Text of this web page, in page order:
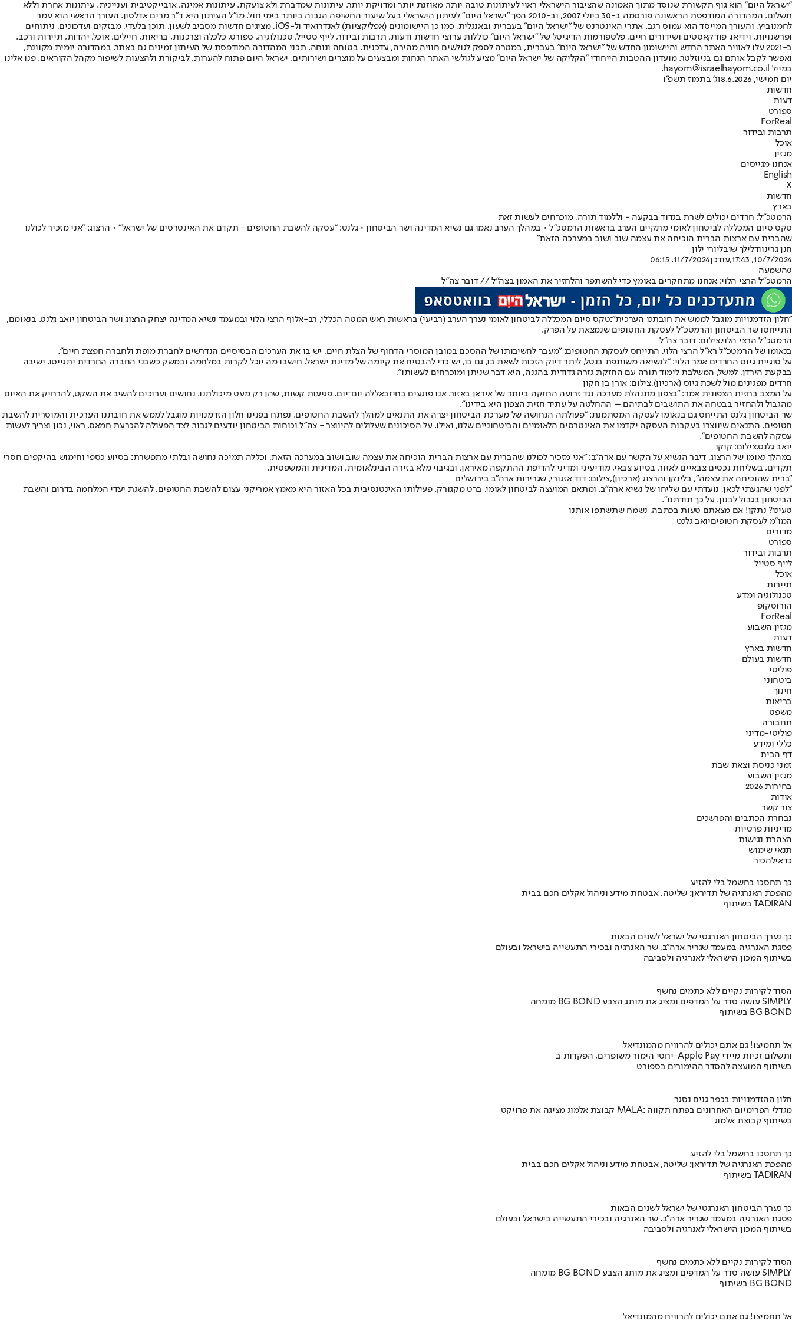
"ישראל היום" הוא גוף תקשורת שנוסד מתוך האמונה שהציבור הישראלי ראוי לעיתונות טובה יותר, מאוזנת יותר ומדויקת יותר. עיתונות שמדברת ולא צועקת. עיתונות אמינה, אובייקטיבית ועניינית. עיתונות אחרת וללא
תשלום. המהדורה המודפסת הראשונה פורסמה ב-30 ביולי 2007, וב-2010 הפך "ישראל היום" לעיתון הישראלי בעל שיעור החשיפה הגבוה ביותר בימי חול. מו"ל העיתון היא ד"ר מרים אדלסון. העורך הראשי הוא עמר
לחמנוביץ, והעורך המייסד הוא עמוס רגב. אתרי האינטרנט של "ישראל היום" בעברית ובאנגלית, כמו כן היישומונים (אפליקציות) לאנדרואיד ול-iOS, מציגים חדשות מסביב לשעון, תוכן בלעדי, מבזקים ועדכונים, ניתוחים
ופרשנויות, וידיאו, פודקאסטים ושידורים חיים. פלטפורמות הדיגיטל של "ישראל היום" כוללות ערוצי חדשות ודעות, תרבות ובידור, לייף סטייל, טכנולוגיה, ספורט, כלכלה וצרכנות, בריאות, חיילים, אוכל, יהדות, תיירות ורכב.
ב-2021 עלו לאוויר האתר החדש והיישומון החדש של "ישראל היום" בעברית, במטרה לספק לגולשים חוויה מהירה, עדכנית, בטוחה ונוחה. תכני המהדורה המודפסת של העיתון זמינים גם באתר, במהדורה יומית מקוונת,
ואפשר לקבל אותם גם בניוזלטר. מועדון ההטבות הייחודי "הקליקה של ישראל היום" מציע לגולשי האתר הנחות ומבצעים על מוצרים ושירותים. ישראל היום פתוח להערות, לביקורת ולהצעות לשיפור מקהל הקוראים. פנו אלינו
במייל hayom@israelhayom.co.il.
יום חמישי, 18.6.2026
ג' בתמוז תשפ"ו
חדשות
דעות
ספורט
ForReal
תרבות ובידור
אוכל
מגזין
אנחנו מגייסים
English
X
חדשות
בארץ
הרמטכ"ל: חרדים יכולים לשרת בגדוד בבקעה - וללמוד תורה, מוכרחים לעשות זאת
טקס סיום המכללה לביטחון לאומי מתקיים הערב בראשות הרמטכ"ל • במהלך הערב נאמו גם נשיא המדינה ושר הביטחון • גלנט: "עסקה להשבת החטופים - תקדם את האינטרסים של ישראל" • הרצוג: "אני מזכיר לכולנו
שהברית עם ארצות הברית הוכיחה את עצמה שוב ושוב במערכה הזאת"
חנן גרינוודלילך שובליורי ילון
10/7/2024, 17:43
,עודכן11/7/2024, 06:15
0השמעה
הרמטכ"ל הרצי הלוי: אנחנו מתחקרים באומץ כדי להשתפר והלחזיר את האמון בצה"ל // דובר צה"ל
"חלון הזדמנויות מוגבל לממש את חובתנו הערכית":טקס סיום המכללה לביטחון לאומי נערך הערב (רביעי) בראשות ראש המטה הכללי, רב-אלוף הרצי הלוי ובמעמד נשיא המדינה יצחק הרצוג ושר הביטחון יואב גלנט. בנאומם,
התייחסו שר הביטחון והרמטכ"ל לעסקת החטופים שנמצאת על הפרק.
הרמטכ"ל הרצי הלוי,צילום: דובר צה"ל
בנאומו של הרמטכ"ל רא"ל הרצי הלוי, התייחס לעסקת החטופים: "מעבר לחשיבותו של ההסכם במובן המוסרי הדחוף של הצלת חיים, יש בו את הערכים הבסיסיים הנדרשים לחברת מופת ולחברה חפצת חיים".
על סוגיית גיוס החרדים אמר הלוי: "לנשיאה משותפת בנטל, ליתר דיוק הזכות לשאת בו, גם בו, יש כדי להבטיח את קיומה של מדינת ישראל. חישבו מה יוכל לקרות במלחמה ובמשק כשבני החברה החרדית יתגייסו, ישיבה
בבקעת הירדן, למשל, המשלבת לימוד תורה עם החזקת גזרה גדודית בהגנה, היא דבר שניתן ומוכרחים לעשותו".
חרדים מפגינים מול לשכת גיוס (ארכיון),צילום: אורן בן חקון
על המצב בחזית הצפונית אמר: "בצפון מתנהלת מערכה נגד זרועה החזקה ביותר של איראן באזור. אנו פוגעים בחיזבאללה יום־יום, פגיעות קשות, שהן רק מעט מיכולתנו. נחושים וערוכים להשיב את השקט, להרחיק את האיום
מהגבול ולהחזיר בבטחה את התושבים לבתיהם – ההחלטה על עתיד חזית הצפון היא בידינו".
שר הביטחון גלנט התייחס גם בנאומו לעסקה המסתמנת: "פעולתה הנחושה של מערכת הביטחון יצרה את התנאים למהלך להשבת החטופים. נפתח בפנינו חלון הזדמנויות מוגבל לממש את חובתנו הערכית והמוסרית להשבת
חטופים. התנאים שיווצרו בעקבות העסקה יקדמו את האינטרסים הלאומיים והביטחוניים שלנו, ואילו, על הסיכונים שעלולים להיווצר - צה"ל וכוחות הביטחון יודעים לגבור. לצד הפעולה להכרעת חמאס, ראוי, נכון וצריך לעשות
עסקה להשבת החטופים".
יואב גלנט,צילום: קוקו
במהלך נאומו של הרצוג, דיבר הנשיא על הקשר עם ארה"ב: "אני מזכיר לכולנו שהברית עם ארצות הברית הוכיחה את עצמה שוב ושוב במערכה הזאת, וכללה תמיכה נחושה ובלתי מתפשרת: בסיוע כספי וחימוש בהיקפים חסרי
תקדים, בשליחת נכסים צבאיים לאזור, בסיוע צבאי, מודיעיני ומדיני להדיפת ההתקפה מאיראן, ובגיבוי מלא בזירה הבינלאומית, המדינית והמשפטית.
"ברית שהוכיחה את עצמה", בלינקן והרצוג (ארכיון),צילום: דוד אזגורי, שגרירות ארה״ב בירושלים
"לפני שהגעתי לכאן, נועדתי עם שליחו של נשיא ארה"ב, ומתאם המועצה לביטחון לאומי, ברט מקגורק. פעילותו האינטנסיבית בכל האזור היא מאמץ אמריקני עצום להשבת החטופים, להשגת יעדי המלחמה בדרום והשבת
הביטחון בגבול לבנון. על כך תודתנו".
טעינו? נתקן! אם מצאתם טעות בכתבה, נשמח שתשתפו אותנו
המו"מ לעסקת חטופיםיואב גלנט
מדורים
ספורט
תרבות ובידור
לייף סטייל
אוכל
תיירות
טכנולוגיה ומדע
הורוסקופ
ForReal
מגזין השבוע
דעות
חדשות בארץ
חדשות בעולם
פוליטי
ביטחוני
חינוך
בריאות
משפט
תחבורה
פוליטי-מדיני
כללי ומידע
דף הבית
זמני כניסת וצאת שבת
מגזין השבוע
בחירות 2026
אודות
צור קשר
נבחרת הכתבים והפרשנים
מדיניות פרטיות
הצהרת נגישות
תנאי שימוש
כדאילהכיר
כך תחסכו בחשמל בלי להזיע
מהפכת האנרגיה של תדיראן: שליטה, אבטחת מידע וניהול אקלים חכם בבית
בשיתוף TADIRAN
כך נערך הביטחון האנרגטי של ישראל לשנים הבאות
פסגת האנרגיה במעמד שגריר ארה"ב, שר האנרגיה ובכירי התעשייה בישראל ובעולם
בשיתוף המכון הישראלי לאנרגיה ולסביבה
הסוד לקירות נקיים ללא כתמים נחשף
מומחה BG BOND עושה סדר על המדפים ומציג את מותג הצבע SIMPLY
בשיתוף BG BOND
אל תחמיצו! גם אתם יכולים להרוויח מהמונדיאל
יחסי הימור משופרים, הפקדות ב-Apple Pay ותשלום זכיות מיידי
בשיתוף המועצה להסדר ההימורים בספורט
חלון ההזדמנויות בכפר גנים נסגר
קבוצת אלמוג מציגה את פרויקט MALA: מגדלי הפרימיום האחרונים בפתח תקווה
בשיתוף קבוצת אלמוג
כך תחסכו בחשמל בלי להזיע
מהפכת האנרגיה של תדיראן: שליטה, אבטחת מידע וניהול אקלים חכם בבית
בשיתוף TADIRAN
כך נערך הביטחון האנרגטי של ישראל לשנים הבאות
פסגת האנרגיה במעמד שגריר ארה"ב, שר האנרגיה ובכירי התעשייה בישראל ובעולם
בשיתוף המכון הישראלי לאנרגיה ולסביבה
הסוד לקירות נקיים ללא כתמים נחשף
מומחה BG BOND עושה סדר על המדפים ומציג את מותג הצבע SIMPLY
בשיתוף BG BOND
אל תחמיצו! גם אתם יכולים להרוויח מהמונדיאל